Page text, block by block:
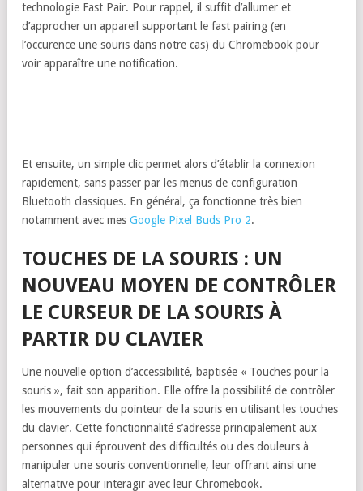
technologie Fast Pair. Pour rappel, il suffit d’allumer et
d’approcher un appareil supportant le fast pairing (en
l’occurence une souris dans notre cas) du Chromebook pour
voir apparaître une notification.
Et ensuite, un simple clic permet alors d’établir la connexion
rapidement, sans passer par les menus de configuration
Bluetooth classiques. En général, ça fonctionne très bien
notamment avec mes Google Pixel Buds Pro 2.
TOUCHES DE LA SOURIS : UN
NOUVEAU MOYEN DE CONTRÔLER
LE CURSEUR DE LA SOURIS À
PARTIR DU CLAVIER
Une nouvelle option d’accessibilité, baptisée « Touches pour la
souris », fait son apparition. Elle offre la possibilité de contrôler
les mouvements du pointeur de la souris en utilisant les touches
du clavier. Cette fonctionnalité s’adresse principalement aux
personnes qui éprouvent des difficultés ou des douleurs à
manipuler une souris conventionnelle, leur offrant ainsi une
alternative pour interagir avec leur Chromebook.